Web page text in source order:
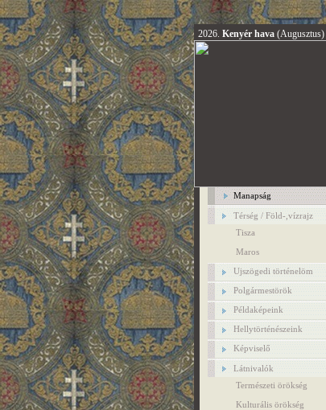
2026. Kenyér hava (Augusztus)
Manapság
Térség / Föld-,vízrajz
Tisza
Maros
Ujszögedi történelöm
Polgármestörök
Példaképeink
Hellytörténészeink
Képviselő
Látnivalók
Természeti örökség
Kulturális örökség